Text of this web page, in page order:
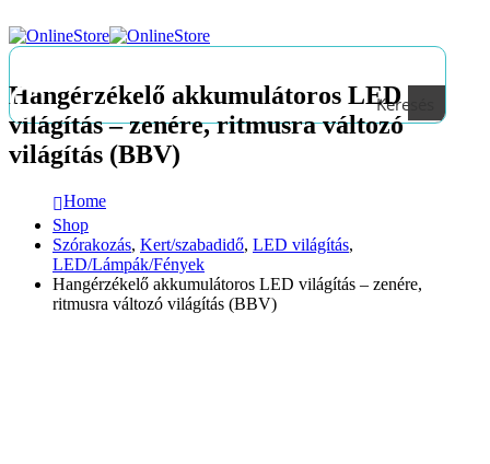
Keresés
Hangérzékelő akkumulátoros LED
világítás – zenére, ritmusra változó
világítás (BBV)
Home
Shop
Szórakozás, Kert/szabadidő, LED világítás,
LED/Lámpák/Fények
Hangérzékelő akkumulátoros LED világítás – zenére,
ritmusra változó világítás (BBV)